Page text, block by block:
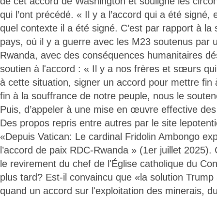
qui l’ont précédé. « Il y a l’accord qui a été signé,
quel contexte il a été signé. C’est par rapport à la
pays, où il y a guerre avec les M23 soutenus par
Rwanda, avec des conséquences humanitaires
soutien à l'accord : « Il y a nos frères et sœurs
à cette situation, signer un accord pour mettre fin
fin à la souffrance de notre peuple, nous le
Puis, d’appeler à une mise en œuvre effective
Des propos repris entre autres par le site
«Depuis Vatican: Le cardinal Fridolin Ambongo
l’accord de paix RDC-Rwanda » (1er juillet
le revirement du chef de l'Église catholique du
plus tard? Est-il convaincu que «la solution
quand un accord sur l'exploitation des minerais,